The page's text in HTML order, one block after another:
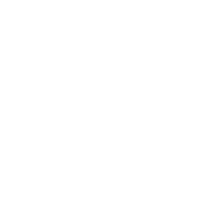
イトを作り、SEO対策
ムページ制作を行いま
ーマを置いたHPを作成
、でもちょっとオシャレ